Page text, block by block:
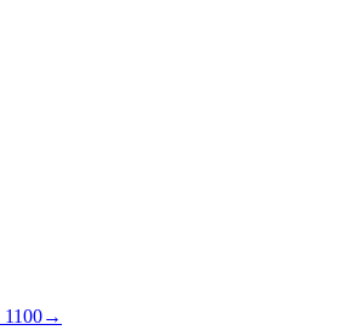
1100→